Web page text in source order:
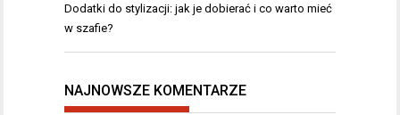
Dodatki do stylizacji: jak je dobierać i co warto mieć
w szafie?
NAJNOWSZE KOMENTARZE